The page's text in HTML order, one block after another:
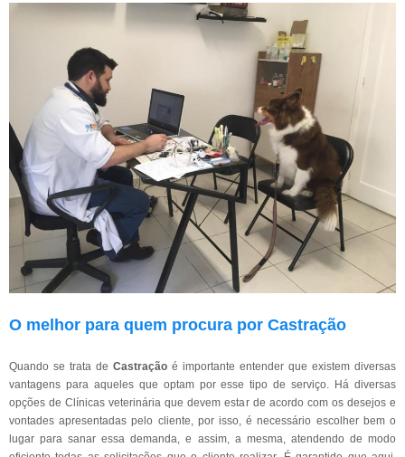
O melhor para quem procura por Castração
Quando se trata de Castração é importante entender que existem diversas
vantagens para aqueles que optam por esse tipo de serviço. Há diversas
opções de Clínicas veterinária que devem estar de acordo com os desejos e
vontades apresentadas pelo cliente, por isso, é necessário escolher bem o
lugar para sanar essa demanda, e assim, a mesma, atendendo de modo